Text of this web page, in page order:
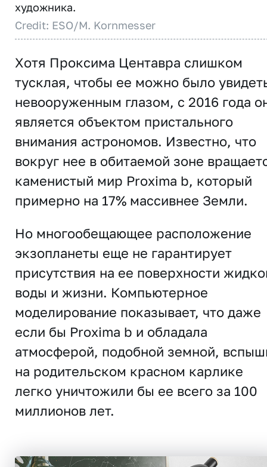
художника.
Credit: ESO/M. Kornmesser
Хотя Проксима Центавра слишком
тусклая, чтобы ее можно было
невооруженным глазом, с 2016 года
является объектом пристального
внимания астрономов. Известно, что
вокруг нее в обитаемой зоне
каменистый мир Proxima b, который
примерно на 17% массивнее Земли.
Но многообещающее расположение
экзопланеты еще не гарантирует
присутствия на ее поверхности
воды и жизни. Компьютерное
моделирование показывает, что даже
если бы Proxima b и обладала
атмосферой, подобной земной,
на родительском красном карлике
легко уничтожили бы ее всего за 100
миллионов лет.